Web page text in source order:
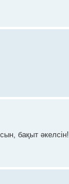
бақыт әкелсін!